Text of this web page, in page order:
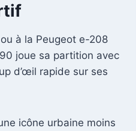
à la Peugeot e-208
joue sa partition avec
d’œil rapide sur ses
icône urbaine moins